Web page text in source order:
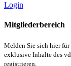
Login
Mitgliederbereich
Melden Sie sich hier
exklusive Inhalte des
registrieren.